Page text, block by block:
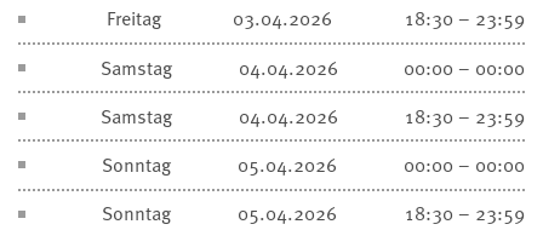
Freitag
03.04.2026
18:30 – 23:59
Samstag
04.04.2026
00:00 – 00:00
Samstag
04.04.2026
18:30 – 23:59
Sonntag
05.04.2026
00:00 – 00:00
Sonntag
05.04.2026
18:30 – 23:59